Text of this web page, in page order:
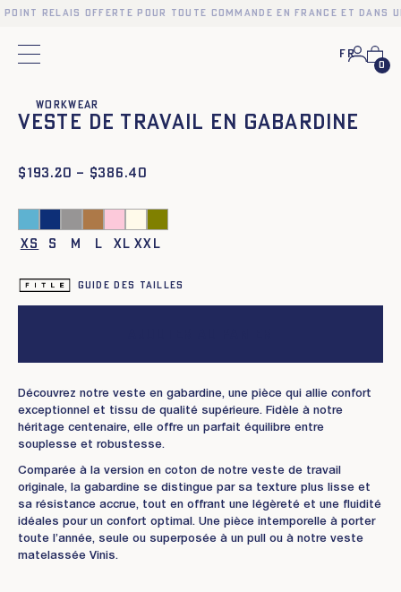
Fr
0
Workwear
Veste de travail en gabardine
$ 193.20 – $386.40
Plage
à
$386.40
XS S M L XL XXL
Guide des tailles
Découvrez notre veste en gabardine, une pièce qui allie confort
exceptionnel et tissu de qualité supérieure. Fidèle à notre
héritage centenaire, elle offre un parfait équilibre entre
souplesse et robustesse.
Comparée à la version en coton de notre veste de travail
originale, la gabardine se distingue par sa texture plus lisse et
sa résistance accrue, tout en offrant une légèreté et une fluidité
idéales pour un confort optimal. Une pièce intemporelle à porter
toute l’année, seule ou superposée à un pull ou à notre veste
matelassée Vinis.